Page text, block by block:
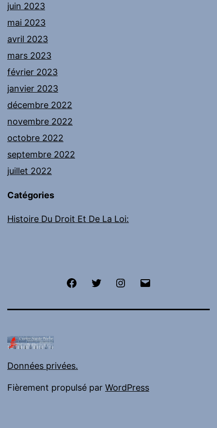
juin 2023
mai 2023
avril 2023
mars 2023
février 2023
janvier 2023
décembre 2022
novembre 2022
octobre 2022
septembre 2022
juillet 2022
Catégories
Histoire Du Droit Et De La Loi:
FacebookTwitter Instagram
Données privées.
Fièrement propulsé par WordPress